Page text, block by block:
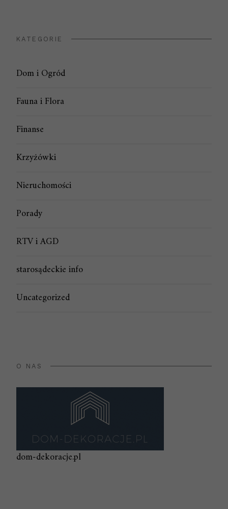
KATEGORIE
Dom i Ogród
Fauna i Flora
Finanse
Krzyżówki
Nieruchomości
Porady
RTV i AGD
starosądeckie info
Uncategorized
O NAS
dom-dekoracje.pl